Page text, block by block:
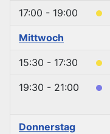
17:00 - 19:00
Mittwoch
15:30 - 17:30
19:30 - 21:00
Donnerstag